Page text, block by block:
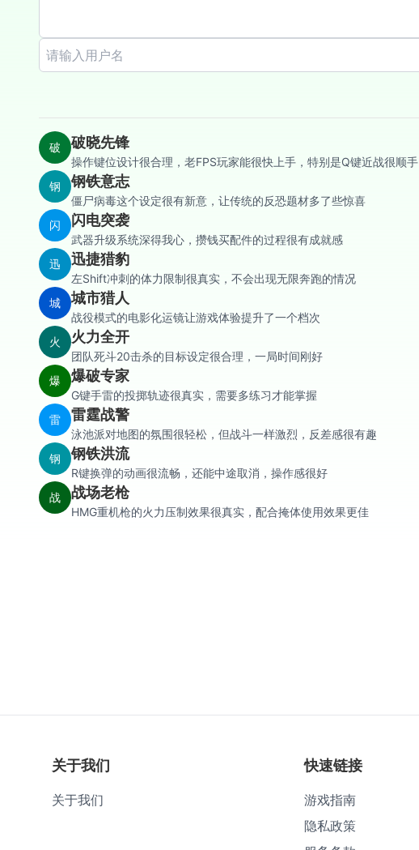
破 破晓先锋
操作键位设计很合理，老FPS玩家能很快上手，特别是Q键近战很顺手
钢
钢铁意志
僵尸病毒这个设定很有新意，让传统的反恐题材多了些惊喜
闪
闪电突袭
武器升级系统深得我心，攒钱买配件的过程很有成就感
迅
迅捷猎豹
左Shift冲刺的体力限制很真实，不会出现无限奔跑的情况
城
城市猎人
战役模式的电影化运镜让游戏体验提升了一个档次
火
火力全开
团队死斗20击杀的目标设定很合理，一局时间刚好
爆
爆破专家
G键手雷的投掷轨迹很真实，需要多练习才能掌握
雷
雷霆战警
泳池派对地图的氛围很轻松，但战斗一样激烈，反差感很有趣
钢
钢铁洪流
R键换弹的动画很流畅，还能中途取消，操作感很好
战
战场老枪
HMG重机枪的火力压制效果很真实，配合掩体使用效果更佳
关于我们
关于我们
快速链接
游戏指南
隐私政策